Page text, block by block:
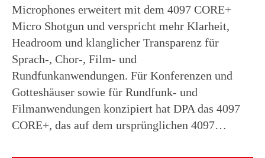
Microphones erweitert mit dem 4097 CORE+
Micro Shotgun und verspricht mehr Klarheit,
Headroom und klanglicher Transparenz für
Sprach-, Chor-, Film- und
Rundfunkanwendungen. Für Konferenzen und
Gotteshäuser sowie für Rundfunk- und
Filmanwendungen konzipiert hat DPA das 4097
CORE+, das auf dem ursprünglichen 4097…